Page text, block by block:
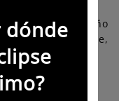
dóndeun año
vitae,
el